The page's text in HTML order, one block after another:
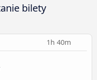
bilety
1h 40m